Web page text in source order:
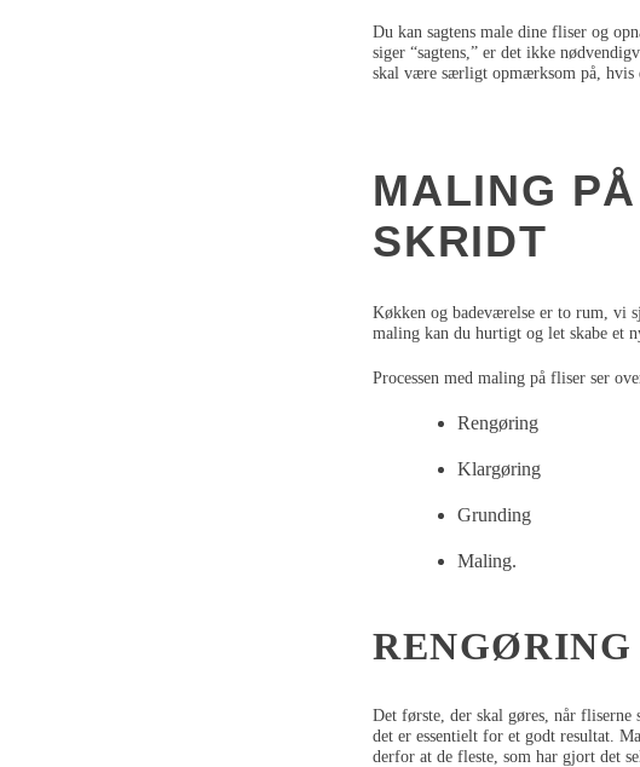
Du kan sagtens male dine fliser og
siger “sagtens,” er det ikke
skal være særligt opmærksom på, hvis
MALING
SKRIDT
Køkken og badeværelse er to rum, vi
maling kan du hurtigt og let skabe et
Processen med maling på fliser ser
Rengøring
Klargøring
Grunding
Maling.
RENGØRING
Det første, der skal gøres, når fliserne
det er essentielt for et godt resultat.
derfor at de fleste, som har gjort det